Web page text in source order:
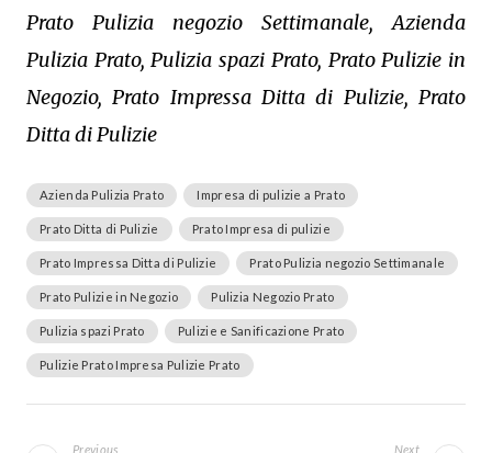
Prato Pulizia negozio Settimanale, Azienda
Pulizia Prato, Pulizia spazi Prato, Prato Pulizie in
Negozio, Prato Impressa Ditta di Pulizie, Prato
Ditta di Pulizie
Azienda Pulizia Prato Impresa di pulizie a Prato
Prato Ditta di Pulizie Prato Impresa di pulizie
Prato Impressa Ditta di Pulizie Prato Pulizia negozio Settimanale
Prato Pulizie in Negozio Pulizia Negozio Prato
Pulizia spazi Prato Pulizie e Sanificazione Prato
Pulizie Prato Impresa Pulizie Prato
Previous Next